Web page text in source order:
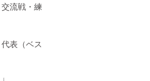
流戦・練
表（ベス